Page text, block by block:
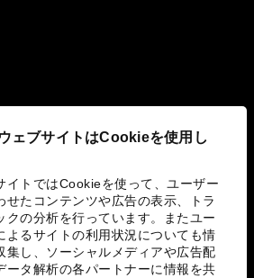
ェブサイトはCookieを使用し
イトではCookieを使って、ユーザー
せたコンテンツや広告の表示、トラ
クの分析を行っています。またユー
よるサイトの利用状況についても情
集し、ソーシャルメディアや広告配
ータ解析の各パートナーに情報を共
取り組み